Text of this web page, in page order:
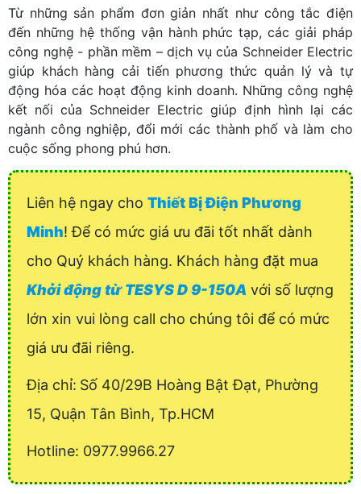
Từ những sản phẩm đơn giản nhất như công tắc điện
đến những hệ thống vận hành phức tạp, các giải pháp
công nghệ - phần mềm – dịch vụ của Schneider Electric
giúp khách hàng cải tiến phương thức quản lý và tự
động hóa các hoạt động kinh doanh. Những công nghệ
kết nối của Schneider Electric giúp định hình lại các
ngành công nghiệp, đổi mới các thành phố và làm cho
cuộc sống phong phú hơn.
Liên hệ ngay cho Thiết Bị Điện Phương
Minh! Để có mức giá ưu đãi tốt nhất dành
cho Quý khách hàng. Khách hàng đặt mua
Khởi động từ TESYS D 9-150A với số lượng
lớn xin vui lòng call cho chúng tôi để có mức
giá ưu đãi riêng.
Địa chỉ: Số 40/29B Hoàng Bật Đạt, Phường
15, Quận Tân Bình, Tp.HCM
Hotline: 0977.9966.27